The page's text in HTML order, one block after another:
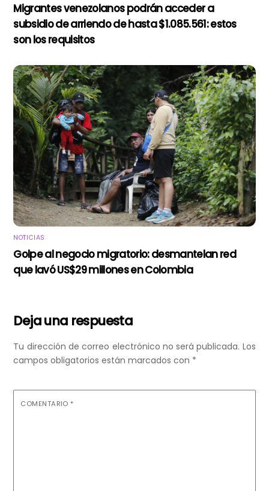
Migrantes venezolanos podrán acceder a
subsidio de arriendo de hasta $1.085.561: estos
son los requisitos
NOTICIAS
Golpe al negocio migratorio: desmantelan red
que lavó US$29 millones en Colombia
Deja una respuesta
Tu dirección de correo electrónico no será publicada. Los
campos obligatorios están marcados con *
COMENTARIO *